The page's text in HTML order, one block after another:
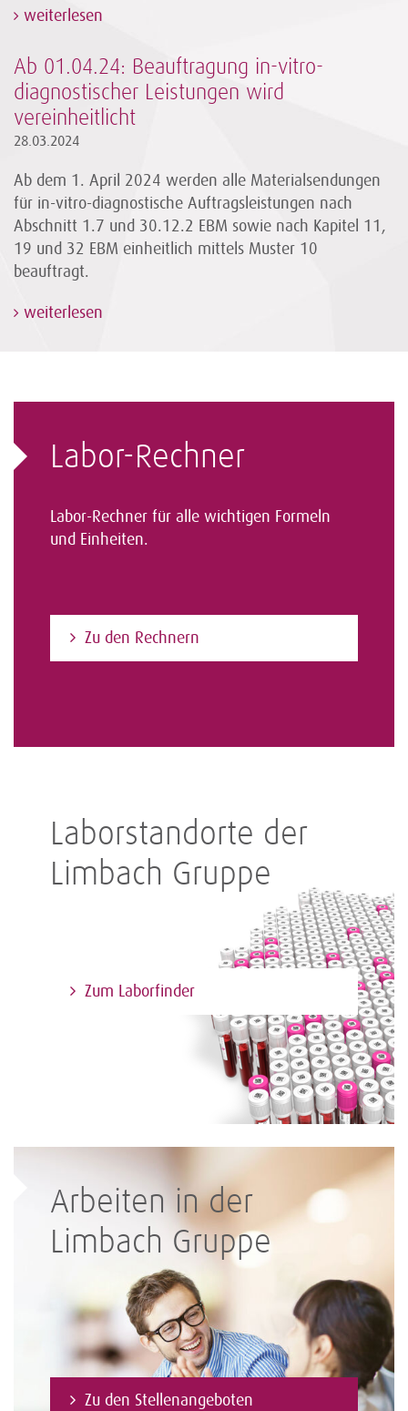
weiterlesen
Ab 01.04.24: Beauftragung in-vitro-
diagnostischer Leistungen wird
vereinheitlicht
28.03.2024
Ab dem 1. April 2024 werden alle Materialsendungen
für in-vitro-diagnostische Auftragsleistungen nach
Abschnitt 1.7 und 30.12.2 EBM sowie nach Kapitel 11,
19 und 32 EBM einheitlich mittels Muster 10
beauftragt.
weiterlesen
Labor-Rechner
Labor-Rechner für alle wichtigen Formeln
und Einheiten.
Zu den Rechnern
Laborstandorte der
Limbach Gruppe
Zum Laborfinder
Arbeiten in der
Limbach Gruppe
Zu den Stellenangeboten